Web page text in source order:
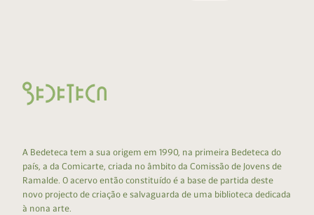
A Bedeteca tem a sua origem em 1990, na primeira Bedeteca do
país, a da Comicarte, criada no âmbito da Comissão de Jovens de
Ramalde. O acervo então constituído é a base de partida deste
novo projecto de criação e salvaguarda de uma biblioteca dedicada
à nona arte.